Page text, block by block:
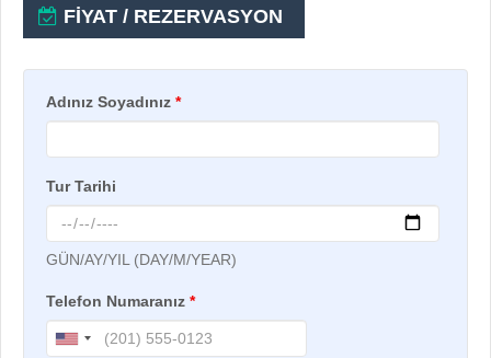
FİYAT / REZERVASYON
Adınız Soyadınız *
Tur Tarihi
GÜN/AY/YIL (DAY/M/YEAR)
Telefon Numaranız *